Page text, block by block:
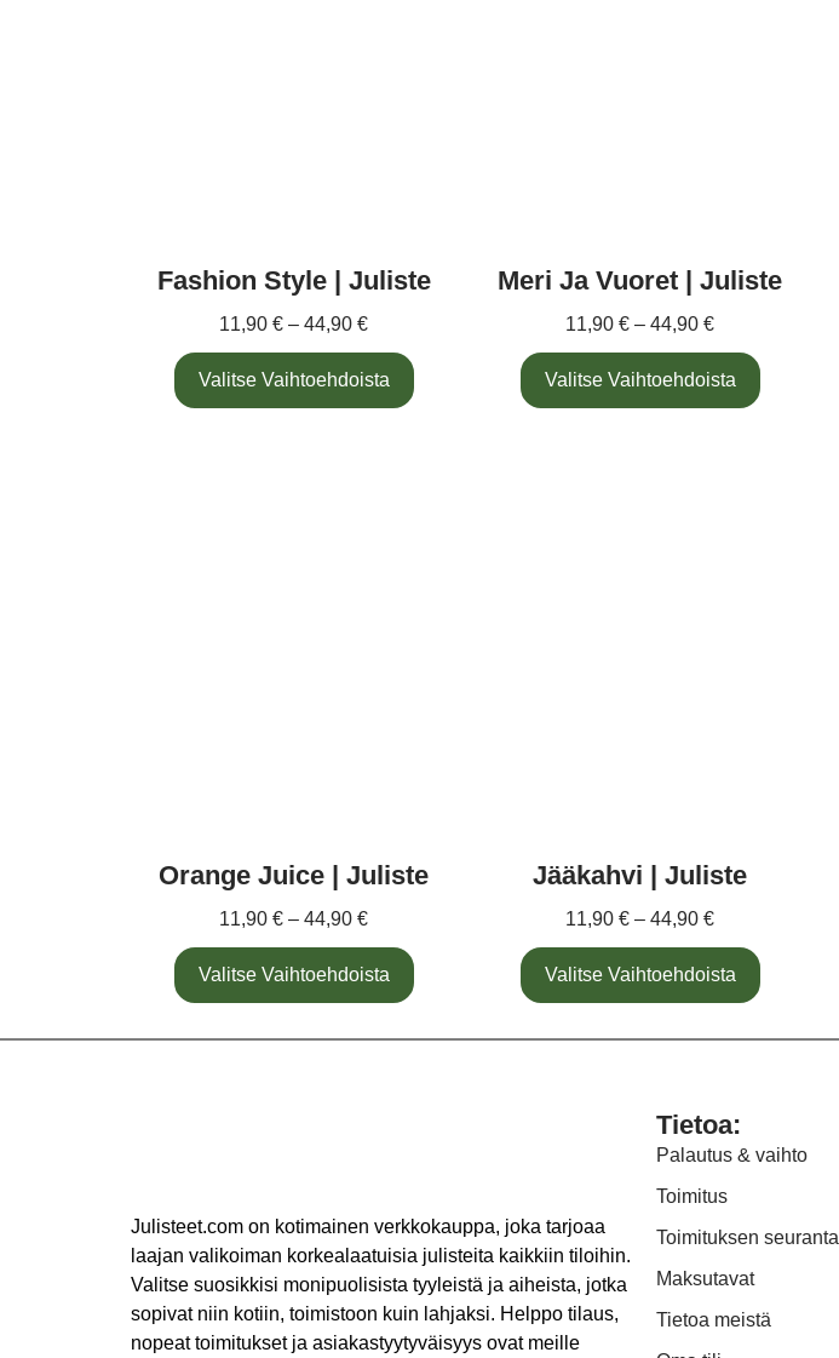
Fashion Style | Juliste
11,90€ – 44,90€
Valitse Vaihtoehdoista
Meri Ja Vuoret | Juliste
11,90€ – 44,90€
Valitse Vaihtoehdoista
Orange Juice | Juliste
11,90€ – 44,90€
Valitse Vaihtoehdoista
Jääkahvi | Juliste
11,90€ – 44,90€
Valitse Vaihtoehdoista
Julisteet.com on kotimainen verkkokauppa, joka tarjoaa
laajan valikoiman korkealaatuisia julisteita kaikkiin tiloihin.
Valitse suosikkisi monipuolisista tyyleistä ja aiheista, jotka
sopivat niin kotiin, toimistoon kuin lahjaksi. Helppo tilaus,
nopeat toimitukset ja asiakastyytyväisyys ovat meille
Tietoa:
Palautus & vaihto
Toimitus
Toimituksen seuranta
Maksutavat
Tietoa meistä